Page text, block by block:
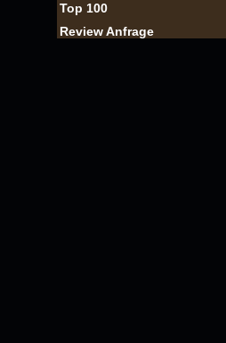
Top 100
Review Anfrage